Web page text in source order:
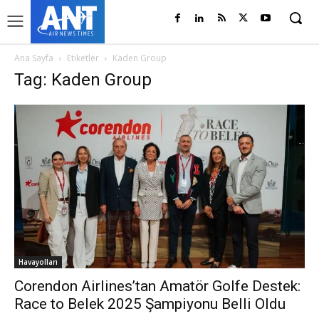
Ana Sayfa Etiketler Kaden Group
Tag: Kaden Group
Havayolları
Corendon Airlines’tan Amatör Golfe Destek:
Race to Belek 2025 Şampiyonu Belli Oldu